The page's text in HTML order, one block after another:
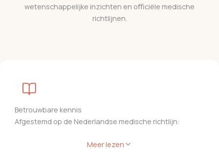
wetenschappelijke inzichten en oﬃciële medische
richtlijnen.
Betrouwbare kennis
Afgestemd op de Nederlandse medische richtlijn:
Meer lezen